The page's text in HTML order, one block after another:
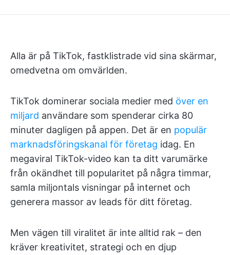
Alla är på TikTok, fastklistrade vid sina skärmar,
omedvetna om omvärlden.
TikTok dominerar sociala medier med över en
miljard användare som spenderar cirka 80
minuter dagligen på appen. Det är en populär
marknadsföringskanal för företag idag. En
megaviral TikTok-video kan ta ditt varumärke
från okändhet till popularitet på några timmar,
samla miljontals visningar på internet och
generera massor av leads för ditt företag.
Men vägen till viralitet är inte alltid rak – den
kräver kreativitet, strategi och en djup